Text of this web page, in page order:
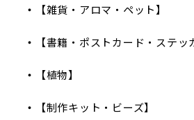
【雑貨・アロマ・ペット】
【書籍・ポストカード・ステッ
【植物】
【制作キット・ビーズ】